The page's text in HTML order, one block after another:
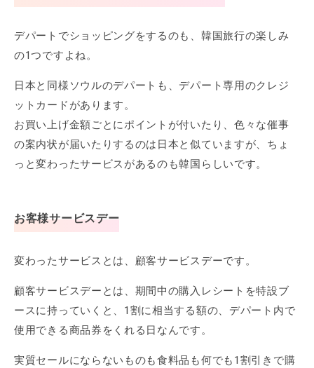
デパートでショッピングをするのも、韓国旅行の楽しみ
の1つですよね。
日本と同様ソウルのデパートも、デパート専用のクレジ
ットカードがあります。
お買い上げ金額ごとにポイントが付いたり、色々な催事
の案内状が届いたりするのは日本と似ていますが、ちょ
っと変わったサービスがあるのも韓国らしいです。
お客様サービスデー
変わったサービスとは、顧客サービスデーです。
顧客サービスデーとは、期間中の購入レシートを特設ブ
ースに持っていくと、1割に相当する額の、デパート内で
使用できる商品券をくれる日なんです。
実質セールにならないものも食料品も何でも1割引きで購